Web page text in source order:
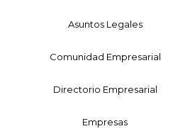
Asuntos Legales
Comunidad Empresarial
Directorio Empresarial
Empresas